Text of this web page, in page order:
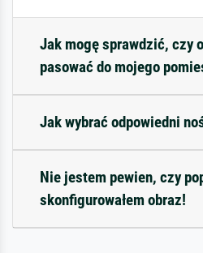
Jak mogę sprawdzić, czy
pasować do mojego
Jak wybrać odpowiedni
Nie jestem pewien, czy
skonfigurowałem obraz!